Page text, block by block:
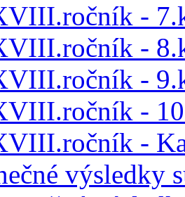
-
-
-
-
-
výsledky